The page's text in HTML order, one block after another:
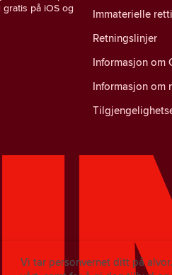
på iOS og
Immaterielle
Retningslinjer
Informasjon om
Informasjon om
Vi tar personvernet ditt på